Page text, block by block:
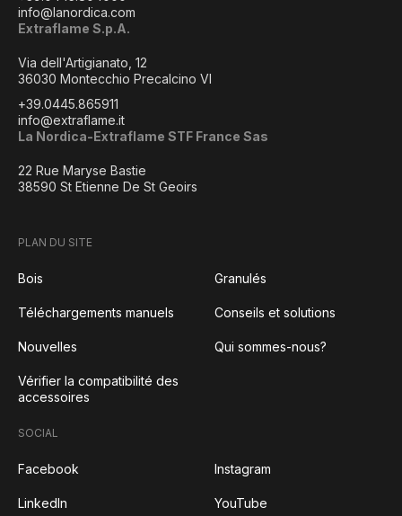
info@lanordica.com
Extraflame S.p.A.
Via dell'Artigianato, 12
36030 Montecchio Precalcino VI
+39.0445.865911
info@extraflame.it
La Nordica-Extraflame STF France Sas
22 Rue Maryse Bastie
38590 St Etienne De St Geoirs
PLAN DU SITE
Bois Granulés
Téléchargements manuels Conseils et solutions
Nouvelles Qui sommes-nous?
Vérifier la compatibilité des
accessoires
SOCIAL
Facebook Instagram
LinkedIn YouTube